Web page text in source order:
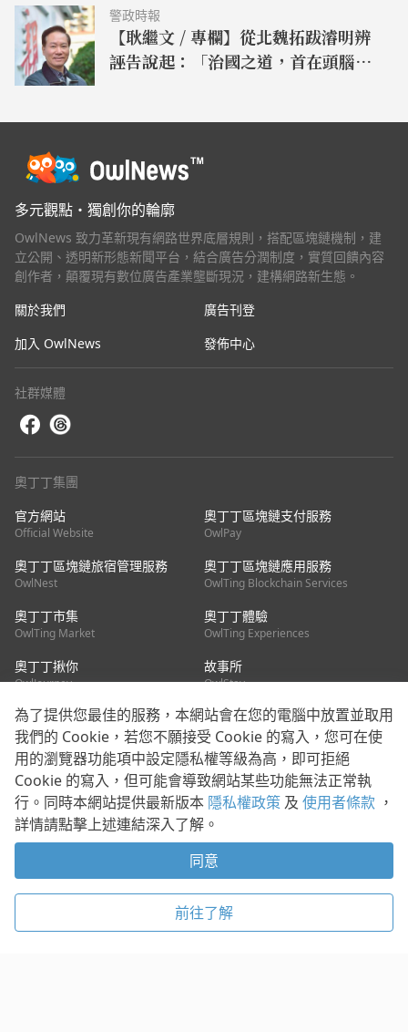
警政時報
【耿繼文 / 專欄】從北魏拓跋濬明辨
誣告說起：「治國之道，首在頭腦清
多元觀點・獨創你的輪廓
OwlNews 致力革新現有網路世界底層規則，搭配區塊鏈機制，建
立公開、透明新形態新聞平台，結合廣告分潤制度，實質回饋內容
創作者，顛覆現有數位廣告產業壟斷現況，建構網路新生態。
關於我們
廣告刊登
加入 OwlNews
發佈中心
社群媒體
奧丁丁集團
官方網站
Official Website
奧丁丁區塊鏈支付服務
OwlPay
奧丁丁區塊鏈旅宿管理服務
OwlNest
奧丁丁區塊鏈應用服務
OwlTing Blockchain Services
奧丁丁市集
OwlTing Market
奧丁丁體驗
OwlTing Experiences
奧丁丁揪你
OwlJourney
故事所
OwlStay
聯絡我們
客服信箱：mediapartner@owlting.com
服務信箱 / 廣告洽詢：info_owlnews@owlting.com
媒體合作 / 新聞稿提供：mediapartner@owlting.com
本平台之內容符合第三方智慧財產權規範，若有疑慮歡迎來信告
使用者條款 隱私權政策 Cookie 政策
為了提供您最佳的服務，本網站會在您的電腦中放置並取用
我們的 Cookie，若您不願接受 Cookie 的寫入，您可在使
用的瀏覽器功能項中設定隱私權等級為高，即可拒絕
Cookie 的寫入，但可能會導致網站某些功能無法正常執
行。同時本網站提供最新版本 隱私權政策 及 使用者條款 ，
詳情請點擊上述連結深入了解。
同意
前往了解